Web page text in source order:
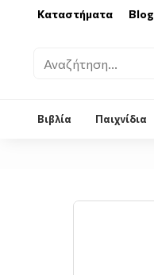
Καταστήματα Blog
Βιβλία Παιχνίδια